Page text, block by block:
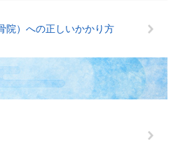
院）への正しいかかり方